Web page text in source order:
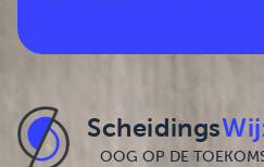
Scheidings
OOG OP DE